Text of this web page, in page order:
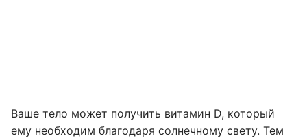
Ваше тело может получить витамин D, который
ему необходим благодаря солнечному свету. Тем